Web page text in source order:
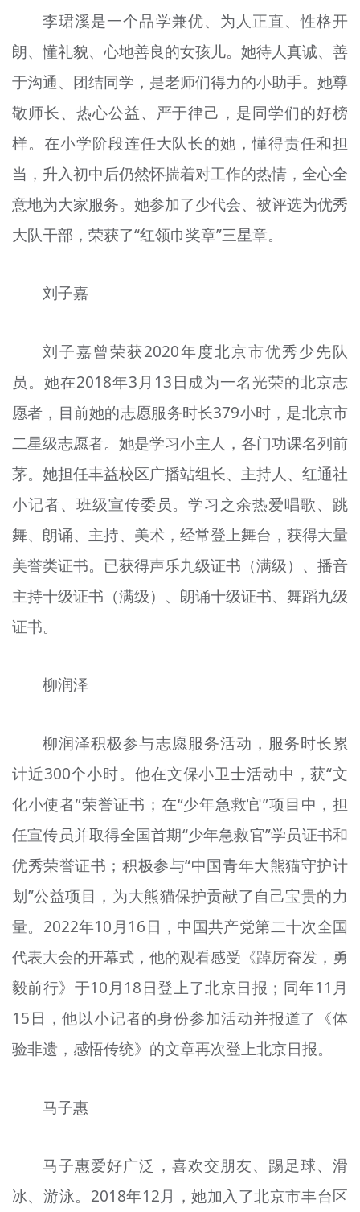
李珺溪是一个品学兼优、为人正直、性格开
朗、懂礼貌、心地善良的女孩儿。她待人真诚、善
于沟通、团结同学，是老师们得力的小助手。她尊
敬师长、热心公益、严于律己，是同学们的好榜
样。在小学阶段连任大队长的她，懂得责任和担
当，升入初中后仍然怀揣着对工作的热情，全心全
意地为大家服务。她参加了少代会、被评选为优秀
大队干部，荣获了“红领巾奖章”三星章。
刘子嘉
刘子嘉曾荣获2020年度北京市优秀少先队
员。她在2018年3月13日成为一名光荣的北京志
愿者，目前她的志愿服务时长379小时，是北京市
二星级志愿者。她是学习小主人，各门功课名列前
茅。她担任丰益校区广播站组长、主持人、红通社
小记者、班级宣传委员。学习之余热爱唱歌、跳
舞、朗诵、主持、美术，经常登上舞台，获得大量
美誉类证书。已获得声乐九级证书（满级）、播音
主持十级证书（满级）、朗诵十级证书、舞蹈九级
证书。
柳润泽
柳润泽积极参与志愿服务活动，服务时长累
计近300个小时。他在文保小卫士活动中，获“文
化小使者”荣誉证书；在“少年急救官”项目中，担
任宣传员并取得全国首期“少年急救官”学员证书和
优秀荣誉证书；积极参与“中国青年大熊猫守护计
划”公益项目，为大熊猫保护贡献了自己宝贵的力
量。2022年10月16日，中国共产党第二十次全国
代表大会的开幕式，他的观看感受《踔厉奋发，勇
毅前行》于10月18日登上了北京日报；同年11月
15日，他以小记者的身份参加活动并报道了《体
验非遗，感悟传统》的文章再次登上北京日报。
马子惠
马子惠爱好广泛，喜欢交朋友、踢足球、滑
冰、游泳。2018年12月，她加入了北京市丰台区